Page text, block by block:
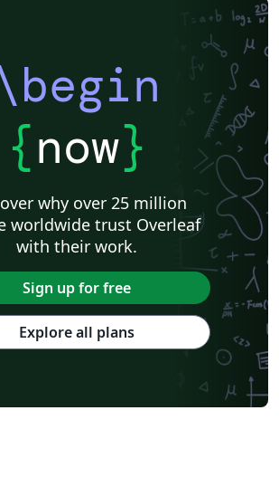
{now}
why over 25 million
worldwide trust Overleaf
with their work.
Sign up for free
Explore all plans